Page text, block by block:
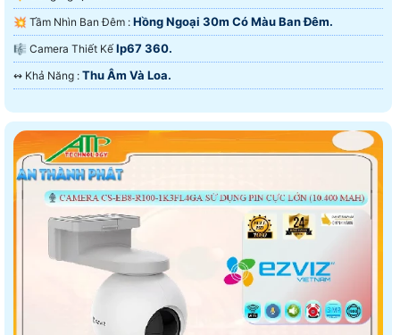
💥 Tầm Nhìn Ban Đêm : Hồng Ngoại 30m Có Màu Ban Đêm.
🎼️ Camera Thiết Kế Ip67 360.
️↭ Khả Năng : Thu Âm Và Loa.